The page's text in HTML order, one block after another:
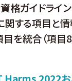
資格ガイドライ
関する項目と
を統合（項目8